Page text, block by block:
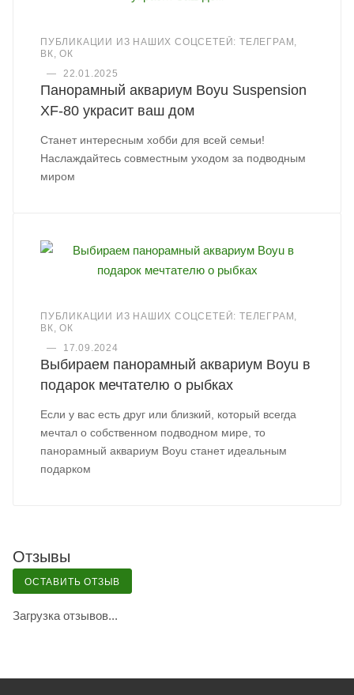
ПУБЛИКАЦИИ ИЗ НАШИХ СОЦСЕТЕЙ: ТЕЛЕГРАМ,
ВК, ОК
—
22.01.2025
Панорамный аквариум Boyu Suspension
XF-80 украсит ваш дом
Станет интересным хобби для всей семьи!
Наслаждайтесь совместным уходом за подводным
миром
ПУБЛИКАЦИИ ИЗ НАШИХ СОЦСЕТЕЙ: ТЕЛЕГРАМ,
ВК, ОК
—
17.09.2024
Выбираем панорамный аквариум Boyu в
подарок мечтателю о рыбках
Если у вас есть друг или близкий, который всегда
мечтал о собственном подводном мире, то
панорамный аквариум Boyu станет идеальным
подарком
Отзывы
ОСТАВИТЬ ОТЗЫВ
Загрузка отзывов...